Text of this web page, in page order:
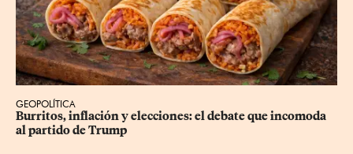
GEOPOLÍTICA
Burritos, inflación y elecciones: el debate que incomoda
al partido de Trump